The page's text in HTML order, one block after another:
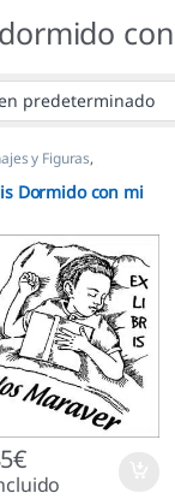
y Figuras,
Sellos Ex Libris
Dormido con mi
€